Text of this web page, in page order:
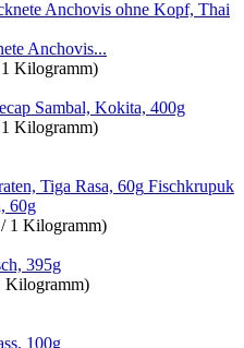
Anchovis...
Kilogramm)
Sambal, Kokita, 400g
Kilogramm)
Fischkrupuk
60g
1 Kilogramm)
395g
Kilogramm)
100g